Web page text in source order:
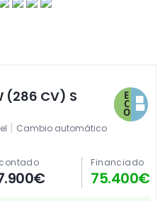
(286 CV) S
| Cambio automático
Financiado
75.400€